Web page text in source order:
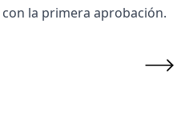
la primera aprobación.